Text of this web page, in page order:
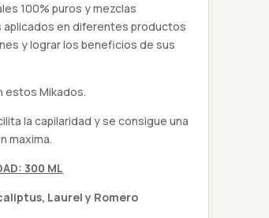
100% puros y mezclas
en diferentes productos
y lograr los beneficios de sus
estos Mikados.
la capilaridad y se consigue una
maxima.
300 ML
Laurel y Romero